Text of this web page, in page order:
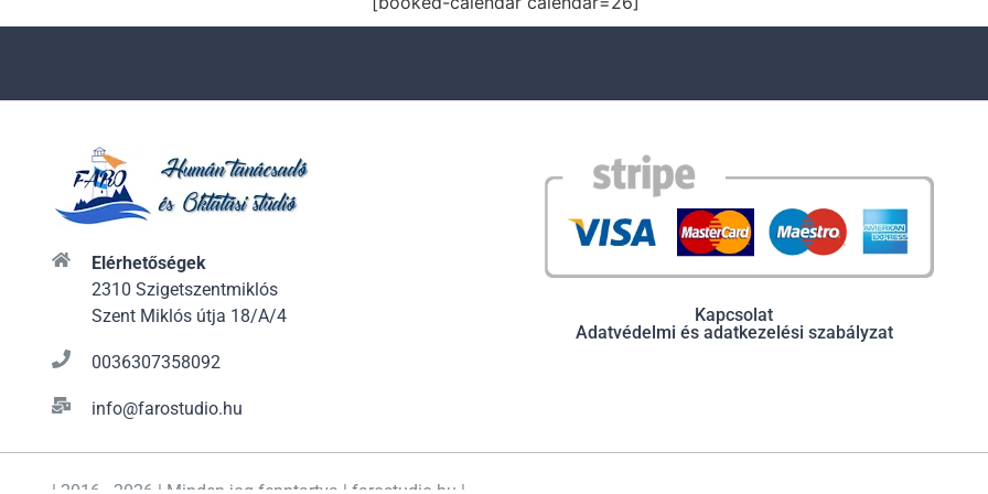
Elérhetőségek
2310 Szigetszentmiklós
Szent Miklós útja 18/A/4
0036307358092
info@farostudio.hu
Kapcsolat
Adatvédelmi és adatkezelési szabályzat